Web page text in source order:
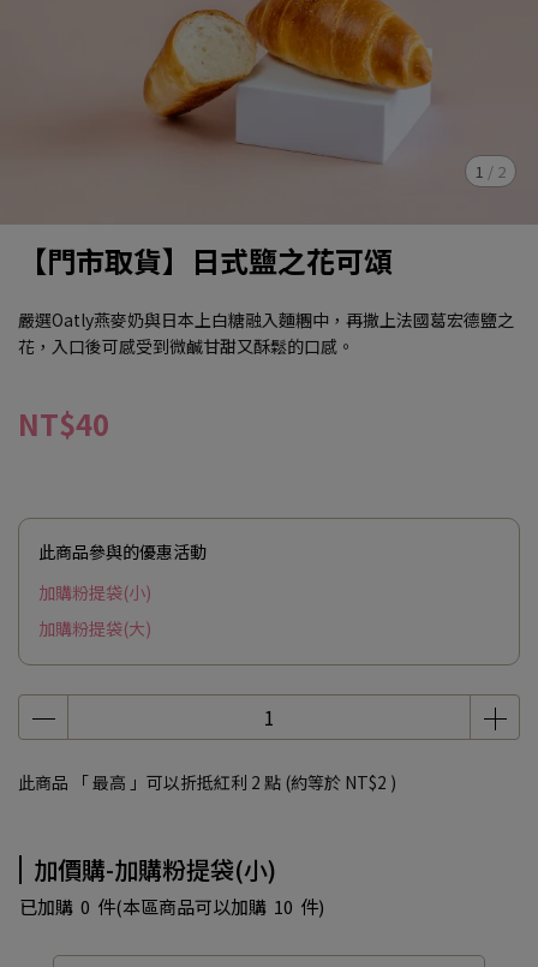
1 / 2
【門市取貨】日式鹽之花可頌
嚴選Oatly燕麥奶與日本上白糖融入麵糰中，再撒上法國葛宏德鹽之
花，入口後可感受到微鹹甘甜又酥鬆的口感。
NT$40
此商品參與的優惠活動
加購粉提袋(小)
加購粉提袋(大)
此商品 「 最高 」可以折抵紅利 2 點 (約等於 NT$2 )
加價購-加購粉提袋(小)
已加購 0 件(本區商品可以加購 10 件)